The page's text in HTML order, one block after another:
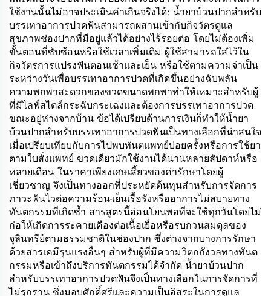
ใช้งานนั้นไม่อาจประเมินค่าเกินจริงได้: น้ำยาบ้วนปากสำหรับ
บรรเทาอาการปวดฟันสามารถผสานเข้ากับกิจวัตรดูแล
สุขภาพช่องปากที่มีอยู่แล้วได้อย่างไร้รอยต่อ โดยไม่ต้องเพิ่ม
ขั้นตอนที่ซับซ้อนหรือใช้เวลาเพิ่มเติม ผู้ใช้สามารถใส่ไว้ใน
กิจวัตรการแปรงฟันตอนเช้าและเย็น หรือใช้ตามความจำเป็น
ระหว่างวันเพื่อบรรเทาอาการปวดที่เกิดขึ้นอย่างฉับพลัน
ความพกพาสะดวกของขวดขนาดพกพาทำให้เหมาะสำหรับผู้
ที่มีไลฟ์สไตล์กระฉับกระเฉงและต้องการบรรเทาอาการปวด
ขณะอยู่ห่างจากบ้าน ข้อได้เปรียบด้านการเงินก็ทำให้น้ำยา
บ้วนปากสำหรับบรรเทาอาการปวดฟันเป็นทางเลือกที่น่าสนใจ
เมื่อเปรียบเทียบกับการไปพบทันตแพทย์บ่อยครั้งหรือการใช้ยา
ตามใบสั่งแพทย์ ขวดเดียวมักใช้งานได้นานหลายสัปดาห์หรือ
หลายเดือน ในราคาเพียงเศษเสี้ยวของค่ารักษาโดยผู้
เชี่ยวชาญ จึงเป็นทางออกที่ประหยัดต้นทุนสำหรับการจัดการ
ภาวะฟันไวต่อความร้อน-เย็นเรื้อรังหรืออาการไม่สบายทาง
ทันตกรรมที่เกิดซ้ำ สารสูตรนี้อ่อนโยนพอที่จะใช้ทุกวันโดยไม่
ก่อให้เกิดการระคายเคืองต่อเนื้อเยื่อหรือรบกวนสมดุลของ
จุลินทรีย์ตามธรรมชาติในช่องปาก ซึ่งต่างจากบางการรักษา
ด้วยสารเคมีรุนแรงอื่นๆ สำหรับผู้ที่มีความวิตกกังวลทางทันต
กรรมหรือเข้าถึงบริการทันตกรรมได้จำกัด น้ำยาบ้วนปาก
สำหรับบรรเทาอาการปวดฟันจึงเป็นทางเลือกในการจัดการที่
ไม่รุกราน ซึ่งมอบศักดิ์ศรีและความเป็นอิสระในการดูแล